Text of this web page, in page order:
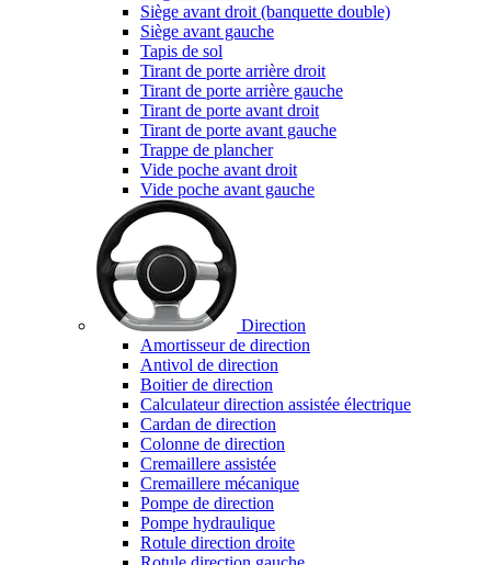
Siège avant droit (banquette double)
Siège avant gauche
Tapis de sol
Tirant de porte arrière droit
Tirant de porte arrière gauche
Tirant de porte avant droit
Tirant de porte avant gauche
Trappe de plancher
Vide poche avant droit
Vide poche avant gauche
Direction
Amortisseur de direction
Antivol de direction
Boitier de direction
Calculateur direction assistée électrique
Cardan de direction
Colonne de direction
Cremaillere assistée
Cremaillere mécanique
Pompe de direction
Pompe hydraulique
Rotule direction droite